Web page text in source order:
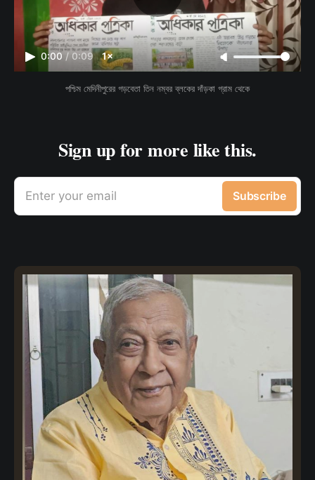
0:00 / 0:09 1×
পশ্চিম মেদিনীপুরের গড়বেতা তিন নম্বর ব্লকের দাঁড়কা গ্রাম থেকে
Sign up for more like this.
Enter your email Subscribe